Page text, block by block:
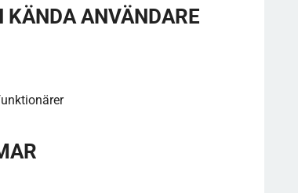
KÄNDA ANVÄNDARE